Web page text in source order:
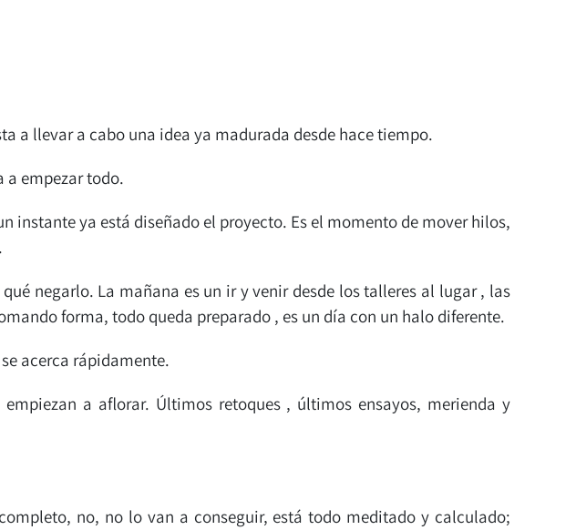
a llevar a cabo una idea ya madurada desde hace tiempo.
a empezar todo.
instante ya está diseñado el proyecto. Es el momento de mover hilos,
negarlo. La mañana es un ir y venir desde los talleres al lugar , las
forma, todo queda preparado , es un día con un halo diferente.
acerca rápidamente.
a aflorar. Últimos retoques , últimos ensayos, merienda y
no, no lo van a conseguir, está todo meditado y calculado;